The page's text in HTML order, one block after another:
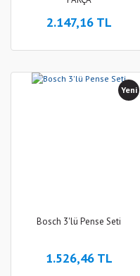
2.147,16 TL
Yeni
Bosch 3'lü Pense Seti
1.526,46 TL